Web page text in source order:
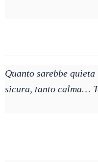
Quanto sarebbe
sicura, tanto calma…